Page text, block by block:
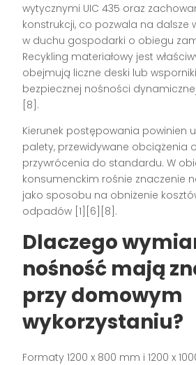
wytycznymi UIC 435 oraz
konstrukcji, co pozwala na dalsze
w duchu gospodarki o obiegu
Recykling materiałowy jest
obejmują liczne deski lub
bezpiecznej nośności
[8].
Kierunek postępowania powinien
palety, przewidywane obciążenia
przywrócenia do standardu. W
konsumenckim rośnie znaczenie
jako sposobu na obniżenie
odpadów [1][6][8].
Dlaczego
nośność mają
przy domowym
wykorzystaniu?
Formaty 1200 x 800 mm i 1200 x